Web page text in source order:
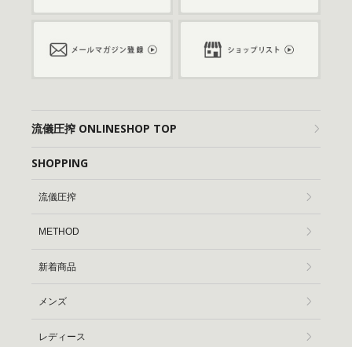
流儀圧搾 ONLINESHOP TOP
SHOPPING
流儀圧搾
METHOD
新着商品
メンズ
レディース